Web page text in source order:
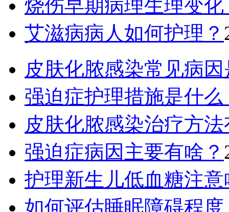
烧伤早期病理生理变化
艾滋病病人如何护理？
皮肤化脓感染常见病
强迫症护理措施是什么
皮肤化脓感染治疗方
强迫症病因主要有啥？
护理新生儿低血糖注意
如何评估睡眠障碍程度